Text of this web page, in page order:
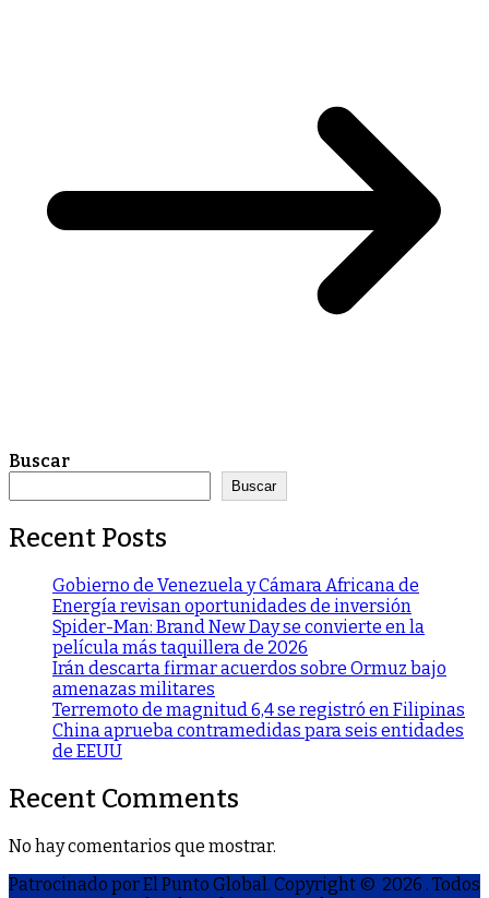
Buscar
Buscar
Recent Posts
Gobierno de Venezuela y Cámara Africana de
Energía revisan oportunidades de inversión
Spider-Man: Brand New Day se convierte en la
película más taquillera de 2026
Irán descarta firmar acuerdos sobre Ormuz bajo
amenazas militares
Terremoto de magnitud 6,4 se registró en Filipinas
China aprueba contramedidas para seis entidades
de EEUU
Recent Comments
No hay comentarios que mostrar.
Patrocinado por El Punto Global. Copyright © 2026 . Todos